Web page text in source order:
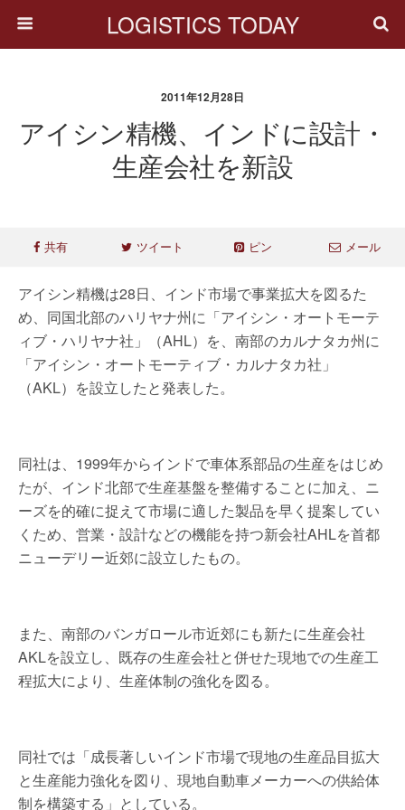
LOGISTICS TODAY
2011年12月28日
アイシン精機、インドに設計・
生産会社を新設
共有 ツイート ピン メール
アイシン精機は28日、インド市場で事業拡大を図るた
め、同国北部のハリヤナ州に「アイシン・オートモーテ
ィブ・ハリヤナ社」（AHL）を、南部のカルナタカ州に
「アイシン・オートモーティブ・カルナタカ社」
（AKL）を設立したと発表した。
同社は、1999年からインドで車体系部品の生産をはじめ
たが、インド北部で生産基盤を整備することに加え、ニ
ーズを的確に捉えて市場に適した製品を早く提案してい
くため、営業・設計などの機能を持つ新会社AHLを首都
ニューデリー近郊に設立したもの。
また、南部のバンガロール市近郊にも新たに生産会社
AKLを設立し、既存の生産会社と併せた現地での生産工
程拡大により、生産体制の強化を図る。
同社では「成長著しいインド市場で現地の生産品目拡大
と生産能力強化を図り、現地自動車メーカーへの供給体
制を構築する」としている。